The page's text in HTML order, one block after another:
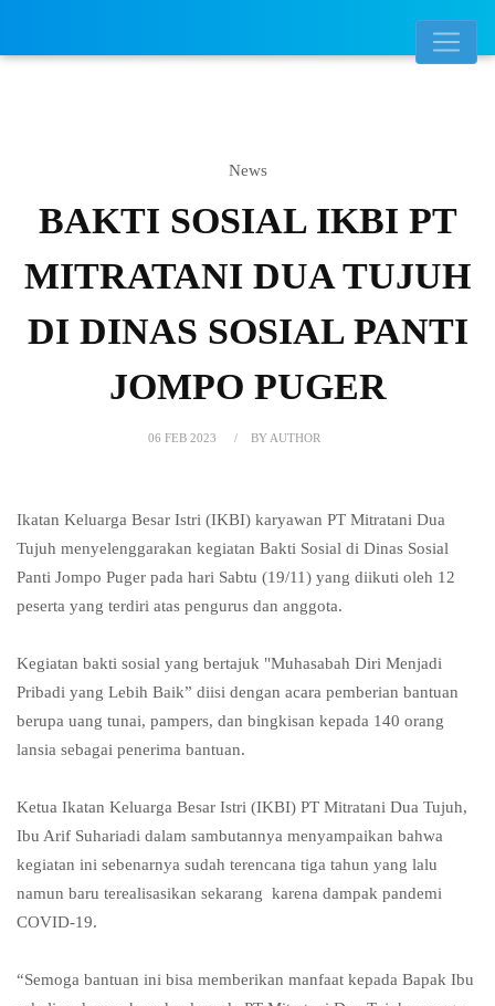
News
BAKTI SOSIAL IKBI PT
MITRATANI DUA TUJUH
DI DINAS SOSIAL PANTI
JOMPO PUGER
06 FEB 2023 BY AUTHOR
Ikatan Keluarga Besar Istri (IKBI) karyawan PT Mitratani Dua
Tujuh menyelenggarakan kegiatan Bakti Sosial di Dinas Sosial
Panti Jompo Puger pada hari Sabtu (19/11) yang diikuti oleh 12
peserta yang terdiri atas pengurus dan anggota.
Kegiatan bakti sosial yang bertajuk "Muhasabah Diri Menjadi
Pribadi yang Lebih Baik” diisi dengan acara pemberian bantuan
berupa uang tunai, pampers, dan bingkisan kepada 140 orang
lansia sebagai penerima bantuan.
Ketua Ikatan Keluarga Besar Istri (IKBI) PT Mitratani Dua Tujuh,
Ibu Arif Suhariadi dalam sambutannya menyampaikan bahwa
kegiatan ini sebenarnya sudah terencana tiga tahun yang lalu
namun baru terealisasikan sekarang karena dampak pandemi
COVID-19.
“Semoga bantuan ini bisa memberikan manfaat kepada Bapak Ibu